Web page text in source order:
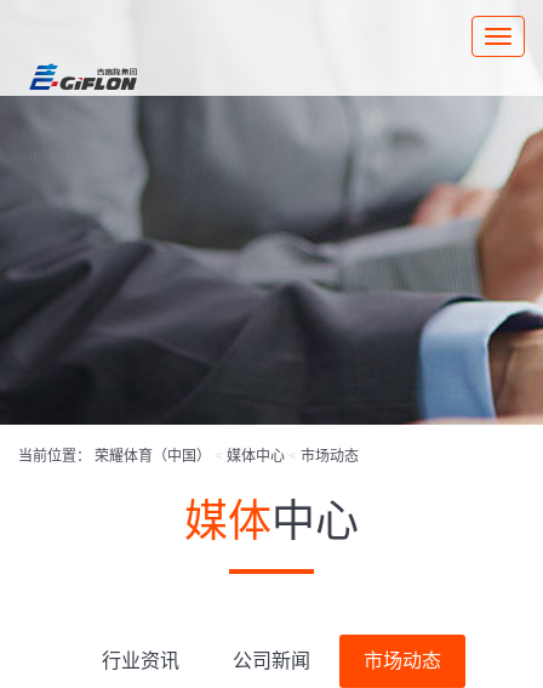
Toggle
当前位置： 荣耀体育（中国） < 媒体中心 < 市场动态
媒体中心
行业资讯 公司新闻 市场动态